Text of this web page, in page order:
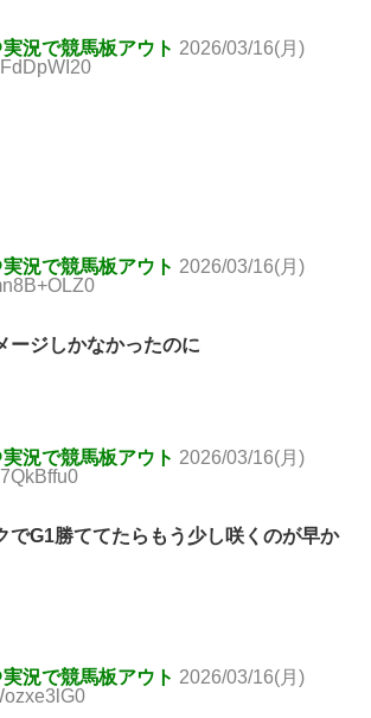
況で競馬板アウト 2026/03/16(月)
況で競馬板アウト 2026/03/16(月)
ージしかなかったのに
況で競馬板アウト 2026/03/16(月)
でG1勝ててたらもう少し咲くのが早か
況で競馬板アウト 2026/03/16(月)